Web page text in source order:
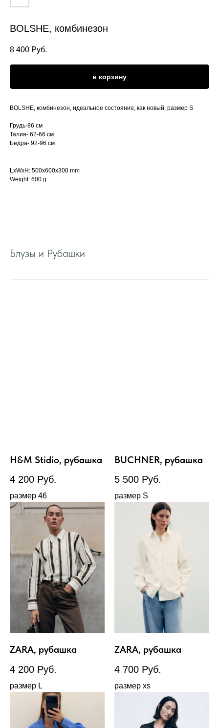
BOLSHE, комбинезон
8 400 Руб.
в корзину
BOLSHE, комбинезон, идеальное состояние, как новый, размер S
Грудь-86 см
Талия- 62-66 см
Бедра- 92-96 см
LxWxH: 500x600x300 mm
Weight: 600 g
Блузы и Рубашки
H&M Stidio, рубашка
4 200 Руб.
размер 46
BUCHNER, рубашка
5 500 Руб.
размер S
ZARA, рубашка
4 200 Руб.
размер L
ZARA, рубашка
4 700 Руб.
размер xs